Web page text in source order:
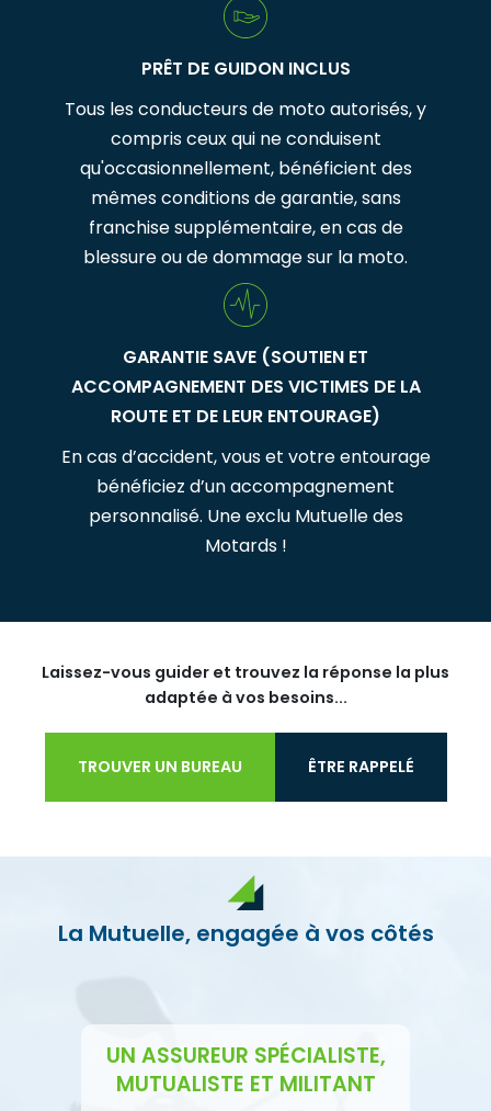
PRÊT DE GUIDON INCLUS
Tous les conducteurs de moto autorisés, y
compris ceux qui ne conduisent
qu'occasionnellement, bénéficient des
mêmes conditions de garantie, sans
franchise supplémentaire, en cas de
blessure ou de dommage sur la moto.
GARANTIE SAVE (SOUTIEN ET
ACCOMPAGNEMENT DES VICTIMES DE LA
ROUTE ET DE LEUR ENTOURAGE)
En cas d’accident, vous et votre entourage
bénéficiez d’un accompagnement
personnalisé. Une exclu Mutuelle des
Motards !
Laissez-vous guider et trouvez la réponse la plus
adaptée à vos besoins...
TROUVER UN BUREAU ÊTRE RAPPELÉ
La Mutuelle, engagée à vos côtés
UN ASSUREUR SPÉCIALISTE,
MUTUALISTE ET MILITANT